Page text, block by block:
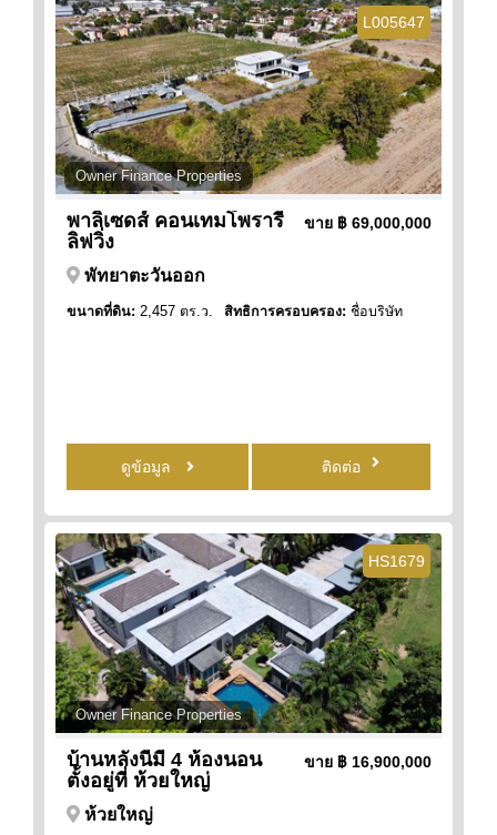
L005647
Owner Finance Properties
พาลิเซดส์ คอนเทมโพรารี่
ลิฟวิ่ง
ขาย ฿ 69,000,000
พัทยาตะวันออก
ขนาดที่ดิน: 2,457 ตร.ว. สิทธิการครอบครอง: ชื่อบริษัท
ดูข้อมูล ติดต่อ
HS1679
Owner Finance Properties
บ้านหลังนี้มี 4 ห้องนอน
ตั้งอยู่ที่ ห้วยใหญ่
ขาย ฿ 16,900,000
ห้วยใหญ่